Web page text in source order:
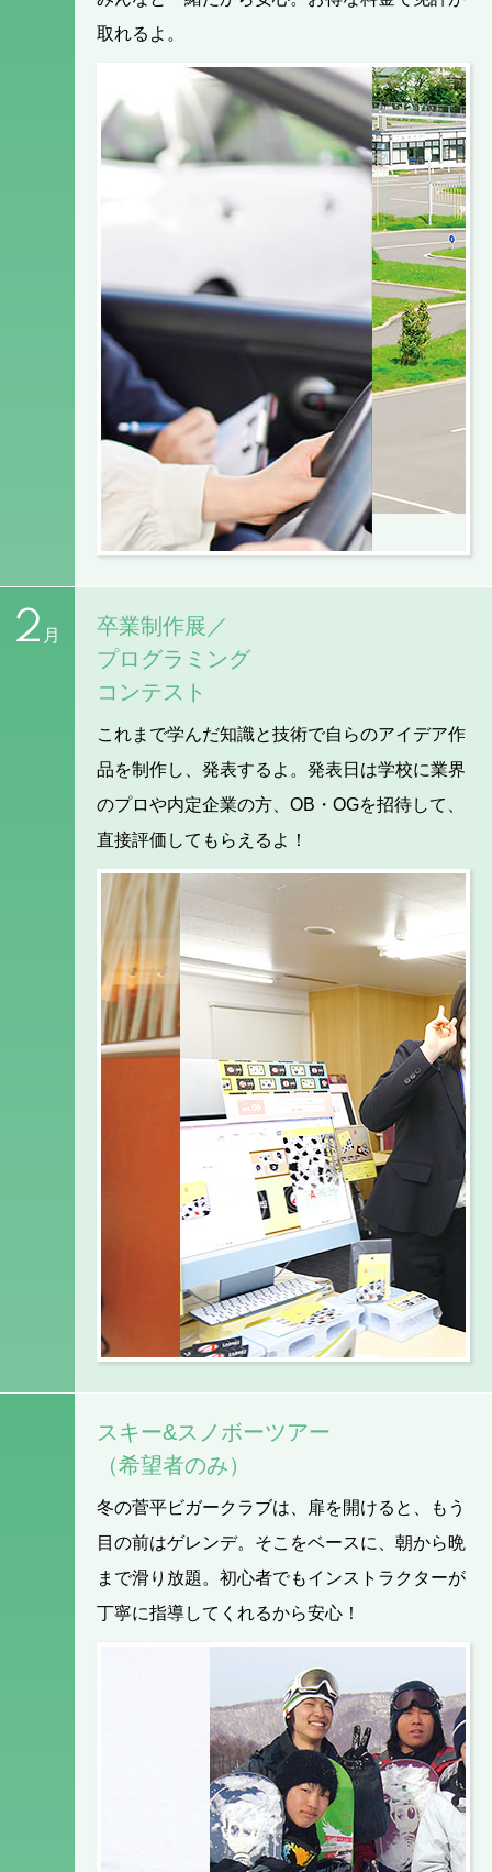
取れるよ。
2 月
卒業制作展／
プログラミング
コンテスト
これまで学んだ知識と技術で自らのアイデア作
品を制作し、発表するよ。発表日は学校に業界
のプロや内定企業の方、OB・OGを招待して、
直接評価してもらえるよ！
スキー&スノボーツアー
（希望者のみ）
冬の菅平ビガークラブは、扉を開けると、もう
目の前はゲレンデ。そこをベースに、朝から晩
まで滑り放題。初心者でもインストラクターが
丁寧に指導してくれるから安心！